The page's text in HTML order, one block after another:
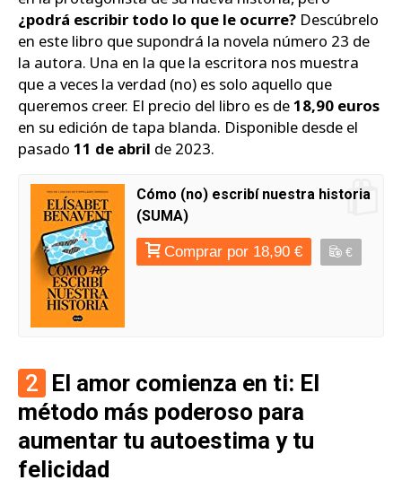
¿podrá escribir todo lo que le ocurre? Descúbrelo
en este libro que supondrá la novela número 23 de
la autora. Una en la que la escritora nos muestra
que a veces la verdad (no) es solo aquello que
queremos creer. El precio del libro es de18,90 euros
en su edición de tapa blanda. Disponible desde el
pasado 11 de abril de 2023.
Cómo (no) escribí nuestra historia
(SUMA)
Comprar por 18,90 € €
2 El amor comienza en ti: El
método más poderoso para
aumentar tu autoestima y tu
felicidad